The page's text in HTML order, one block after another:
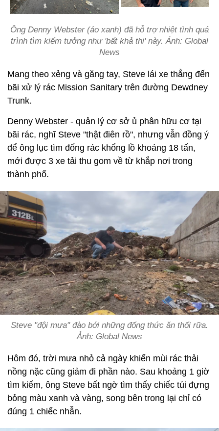
Ông Denny Webster (áo xanh) đã hỗ trợ nhiệt tình quá
trình tìm kiếm tưởng như 'bất khả thi' này. Ảnh: Global
News
Mang theo xẻng và găng tay, Steve lái xe thẳng đến
bãi xử lý rác Mission Sanitary trên đường Dewdney
Trunk.
Denny Webster - quản lý cơ sở ủ phân hữu cơ tại
bãi rác, nghĩ Steve "thật điên rồ", nhưng vẫn đồng ý
để ông lục tìm đống rác khổng lồ khoảng 18 tấn,
mới được 3 xe tải thu gom về từ khắp nơi trong
thành phố.
Steve "đội mưa" đào bới những đống thức ăn thối rữa.
Ảnh: Global News
Hôm đó, trời mưa nhỏ cả ngày khiến mùi rác thải
nồng nặc cũng giảm đi phần nào. Sau khoảng 1 giờ
tìm kiếm, ông Steve bất ngờ tìm thấy chiếc túi đựng
bỏng màu xanh và vàng, song bên trong lại chỉ có
đúng 1 chiếc nhẫn.